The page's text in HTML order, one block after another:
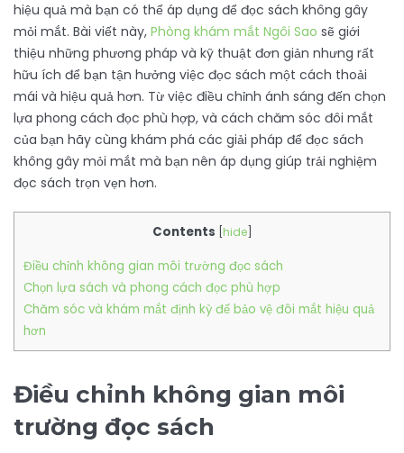
hiệu quả mà bạn có thể áp dụng để đọc sách không gây
mỏi mắt. Bài viết này, Phòng khám mắt Ngôi Sao sẽ giới
thiệu những phương pháp và kỹ thuật đơn giản nhưng rất
hữu ích để bạn tận hưởng việc đọc sách một cách thoải
mái và hiệu quả hơn. Từ việc điều chỉnh ánh sáng đến chọn
lựa phong cách đọc phù hợp, và cách chăm sóc đôi mắt
của bạn hãy cùng khám phá các giải pháp để đọc sách
không gây mỏi mắt mà bạn nên áp dụng giúp trải nghiệm
đọc sách trọn vẹn hơn.
Contents hide]
Điều chỉnh không gian môi trường đọc sách
Chọn lựa sách và phong cách đọc phù hợp
Chăm sóc và khám mắt định kỳ để bảo vệ đôi mắt hiệu quả
hơn
Điều chỉnh không gian môi
trường đọc sách